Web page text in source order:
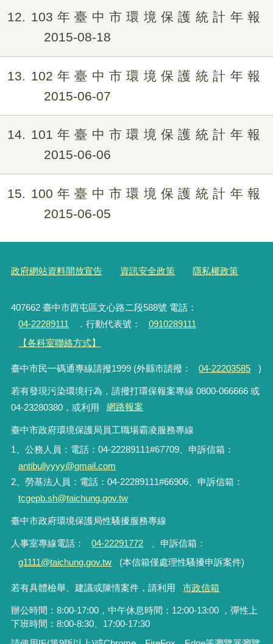
12
103年臺中市環境保護統計年報
2015-08-18
13
102年臺中市環境保護統計年報
2015-06-07
14
101年臺中市環境保護統計年報
2015-06-06
15
100年臺中市環境保護統計年報
2015-06-05
政府網站資料開放宣告 資訊安全政策 隱私權政策
407662 臺中市西屯區文心路二段588號 電話：
04-22289111
．行動代表號：
0910289111
【各科室聯絡方式】
臺中市民一碼通專線請撥1999 (外縣市請撥： 04-22203585 )
若有發現污染環境行為，請撥打環保報案專線 0800-066666 或
04-23280380，或利用
網路報案
臺中市政府環境保護局員工職場霸凌服務專線
1、公務人員：電話：04-22289111#67709、申訴信箱：
antibullyyyy@gmail.com
2、勞基法人員：電話：04-22289111#66906、申訴信箱：
tcgepb.sh@taichung.gov.tw
臺中市政府環境保護局性騷擾服務專線
人事室專線電話： 04-22291772 、申訴信箱 ：
g1111@taichung.gov.tw
(本信箱僅處理性騷擾申訴案件)
若有具體檢舉、建議或陳情案件，請利用 市政信箱
辦公時間：8:00-17:00，中午休息時間：12:00-13:00 ，彈性上
下班時間：8:00-8:30、17:00-17:30